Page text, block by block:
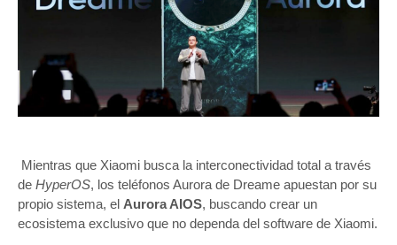
Mientras que Xiaomi busca la interconectividad total a través
de HyperOS, los teléfonos Aurora de Dreame apuestan por su
propio sistema, el Aurora AIOS, buscando crear un
ecosistema exclusivo que no dependa del software de Xiaomi.